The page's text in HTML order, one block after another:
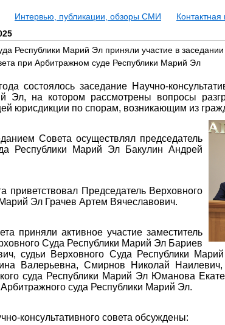
Интервью, публикации, обзоры СМИ
Республики Марий Эл приняли участие в
при Арбитражном суде Республики Марий Эл
состоялось заседание Научно-
Эл, на котором рассмотрены вопросы
юрисдикции по спорам, возникающим из
Совета осуществлял председатель
Республики Марий Эл Бакулин Андрей
приветствовал Председатель Верховного
Эл Грачев Артем Вячеславович.
приняли активное участие заместитель
Суда Республики Марий Эл Бариев
судьи Верховного Суда Республики
Валерьевна, Смирнов Николай
суда Республики Марий Эл Юманова
суда Республики Марий Эл.
консультативного совета обсуждены: